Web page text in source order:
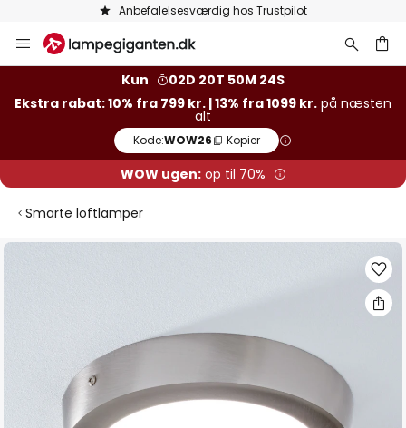
Anbefalelsesværdig hos Trustpilot
to
Kun
02D 20T 50M 24S
Ekstra rabat: 10% fra 799 kr. | 13% fra 1099 kr. på næsten
alt
Kode:WOW26 Kopier
WOW ugen:op til 70%
Smarte loftlamper
Gå